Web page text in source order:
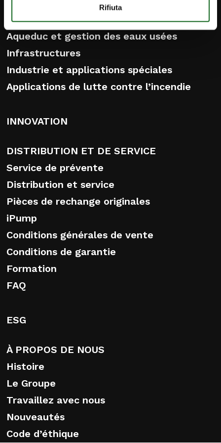
Rifiuta
Irrigation
Aqueduc et gestion des eaux usées
Infrastructures
Industrie et applications spéciales
Applications de lutte contre l’incendie
INNOVATION
DISTRIBUTION ET DE SERVICE
Service de prévente
Distribution et service
Pièces de rechange originales
iPump
Conditions générales de vente
Conditions de garantie
Formation
FAQ
ESG
À PROPOS DE NOUS
Histoire
Le Groupe
Travaillez avec nous
Nouveautés
Code d’éthique